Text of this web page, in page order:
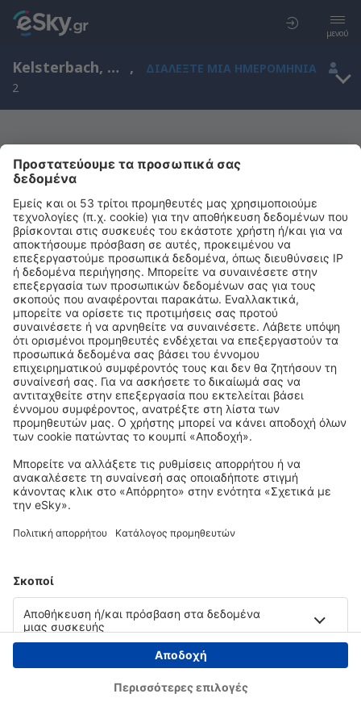
μενού
Kelsterbach, Hesse, Γερμανία ,
ΔΙΑΛΈΞΤΕ ΜΙΑ ΗΜΕΡΟΜΗΝΊΑ
2
Μας συγχωρείτε, δεν υπάρχουν
αποτελέσματα για την αναζήτησή σας
Προσπαθήστε να κάνετε αναζήτηση με διαφορετικά κριτήρια
Copyright © eSky.gr. Με την επιφύλαξη παντός νομίμου δικαιώματος.